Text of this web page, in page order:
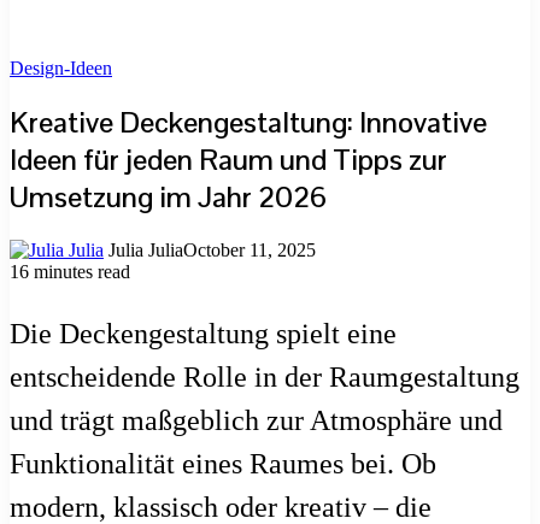
Design-Ideen
Kreative Deckengestaltung: Innovative
Ideen für jeden Raum und Tipps zur
Umsetzung im Jahr 2026
Julia JuliaOctober 11, 2025
16 minutes read
Die Deckengestaltung spielt eine
entscheidende Rolle in der Raumgestaltung
und trägt maßgeblich zur Atmosphäre und
Funktionalität eines Raumes bei. Ob
modern, klassisch oder kreativ – die